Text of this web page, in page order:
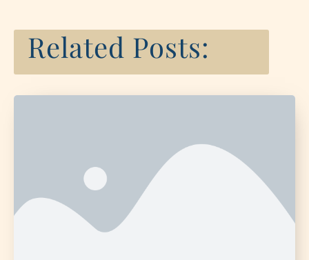
Related Posts: